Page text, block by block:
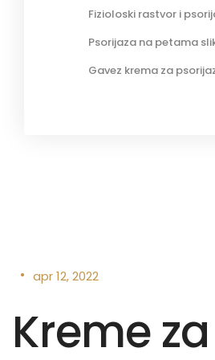
Fizioloski rastvor i
Psorijaza na petama
Gavez krema za
• apr 12, 2022
Kreme